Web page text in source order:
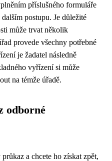
příslušného formuláře
postupu. Je důležité
může trvat několik
provede všechny potřebné
je žadatel následně
vyřízení si může
na témže úřadě.
odborné
a chcete ho získat zpět,